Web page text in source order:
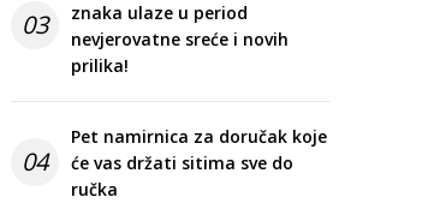
03
znaka ulaze u period
nevjerovatne sreće i novih
prilika!
04
Pet namirnica za doručak koje
će vas držati sitima sve do
ručka